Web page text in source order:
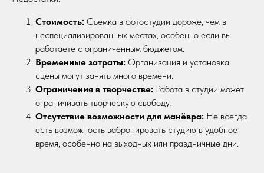
Стоимость: Съемка в фотостудии дороже, чем в
неспециализированных местах, особенно если вы
работаете с ограниченным бюджетом.
Временные затраты: Организация и установка
сцены могут занять много времени.
Ограничения в творчестве: Работа в студии может
ограничивать творческую свободу.
Отсутствие возможности для манёвра: Не всегда
есть возможность забронировать студию в удобное
время, особенно на выходных или праздничные дни.